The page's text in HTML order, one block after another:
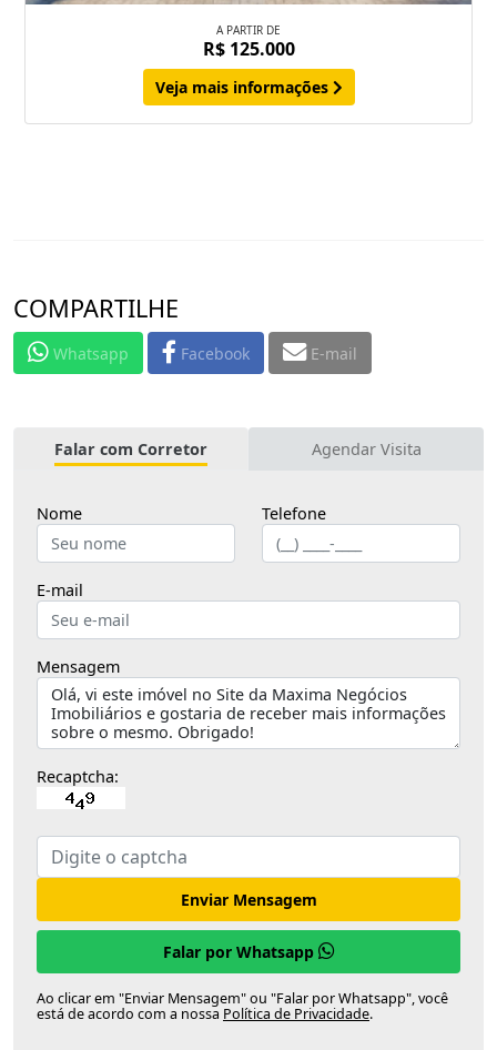
A PARTIR DE
R$ 125.000
Veja mais informações
COMPARTILHE
Whatsapp Facebook E-mail
Falar com Corretor Agendar Visita
Nome Telefone
E-mail
Mensagem
Recaptcha:
Enviar Mensagem
Falar por Whatsapp
Ao clicar em "Enviar Mensagem" ou "Falar por Whatsapp", você
está de acordo com a nossa Política de Privacidade.